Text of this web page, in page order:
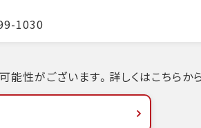
1030
能性がございます。詳しくはこちらか